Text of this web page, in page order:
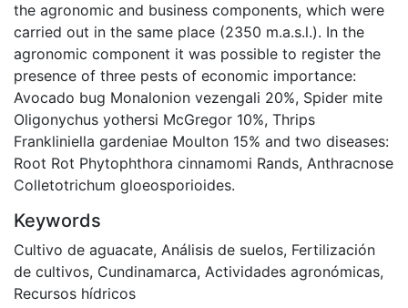
the agronomic and business components, which were
carried out in the same place (2350 m.a.s.l.). In the
agronomic component it was possible to register the
presence of three pests of economic importance:
Avocado bug Monalonion vezengali 20%, Spider mite
Oligonychus yothersi McGregor 10%, Thrips
Frankliniella gardeniae Moulton 15% and two diseases:
Root Rot Phytophthora cinnamomi Rands, Anthracnose
Colletotrichum gloeosporioides.
Keywords
Cultivo de aguacate, Análisis de suelos, Fertilización
de cultivos, Cundinamarca, Actividades agronómicas,
Recursos hídricos